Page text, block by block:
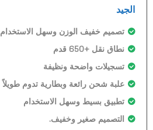
الجيد
تصميم خفيف الوزن وسهل الاستخدام
نطاق نقل +650 قدم
تسجيلات واضحة ونظيفة
علبة شحن رائعة وبطارية تدوم طويلاً
تطبيق بسيط وسهل الاستخدام
التصميم صغير وخفيف.